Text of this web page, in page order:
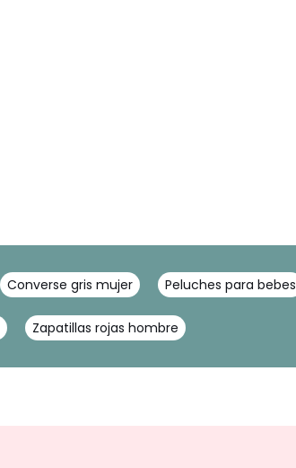
Converse gris mujer Peluches para bebes
Zapatillas rojas hombre